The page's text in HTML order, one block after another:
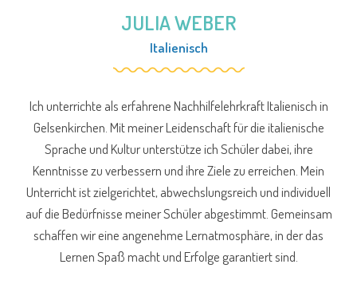
JULIA WEBER
Italienisch
Ich unterrichte als erfahrene Nachhilfelehrkraft Italienisch in
Gelsenkirchen. Mit meiner Leidenschaft für die italienische
Sprache und Kultur unterstütze ich Schüler dabei, ihre
Kenntnisse zu verbessern und ihre Ziele zu erreichen. Mein
Unterricht ist zielgerichtet, abwechslungsreich und individuell
auf die Bedürfnisse meiner Schüler abgestimmt. Gemeinsam
schaffen wir eine angenehme Lernatmosphäre, in der das
Lernen Spaß macht und Erfolge garantiert sind.